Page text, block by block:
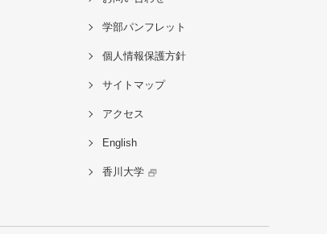
学部パンフレット
個人情報保護方針
サイトマップ
アクセス
English
香川大学